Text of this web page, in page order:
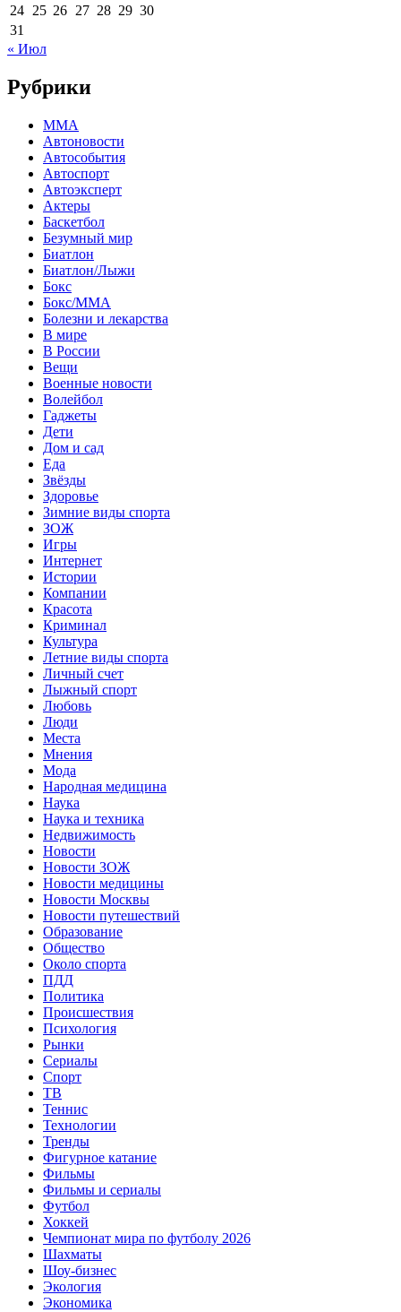
24 25 26 27 28 29 30
31
« Июл
Рубрики
MMA
Автоновости
Автособытия
Автоспорт
Автоэксперт
Актеры
Баскетбол
Безумный мир
Биатлон
Биатлон/Лыжи
Бокс
Бокс/MMA
Болезни и лекарства
В мире
В России
Вещи
Военные новости
Волейбол
Гаджеты
Дети
Дом и сад
Еда
Звёзды
Здоровье
Зимние виды спорта
ЗОЖ
Игры
Интернет
Истории
Компании
Красота
Криминал
Культура
Летние виды спорта
Личный счет
Лыжный спорт
Любовь
Люди
Места
Мнения
Мода
Народная медицина
Наука
Наука и техника
Недвижимость
Новости
Новости ЗОЖ
Новости медицины
Новости Москвы
Новости путешествий
Образование
Общество
Около спорта
ПДД
Политика
Происшествия
Психология
Рынки
Сериалы
Спорт
ТВ
Теннис
Технологии
Тренды
Фигурное катание
Фильмы
Фильмы и сериалы
Футбол
Хоккей
Чемпионат мира по футболу 2026
Шахматы
Шоу-бизнес
Экология
Экономика